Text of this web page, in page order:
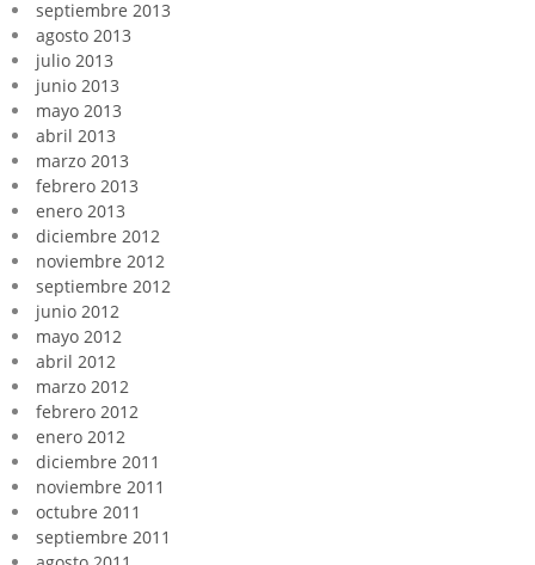
septiembre 2013
agosto 2013
julio 2013
junio 2013
mayo 2013
abril 2013
marzo 2013
febrero 2013
enero 2013
diciembre 2012
noviembre 2012
septiembre 2012
junio 2012
mayo 2012
abril 2012
marzo 2012
febrero 2012
enero 2012
diciembre 2011
noviembre 2011
octubre 2011
septiembre 2011